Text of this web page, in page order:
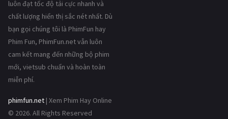
luôn đạt tốc độ tải cực nhanh và
chất lượng hiển thị sắc nét nhất. Dù
bạn gọi chúng tôi là PhimFun hay
Phim Fun, PhimFun.net vẫn luôn
cam kết mang đến những bộ phim
mới, vietsub chuẩn và hoàn toàn
miễn phí.
phimfun.net | Xem Phim Hay Online
© 2026. All Rights Reserved